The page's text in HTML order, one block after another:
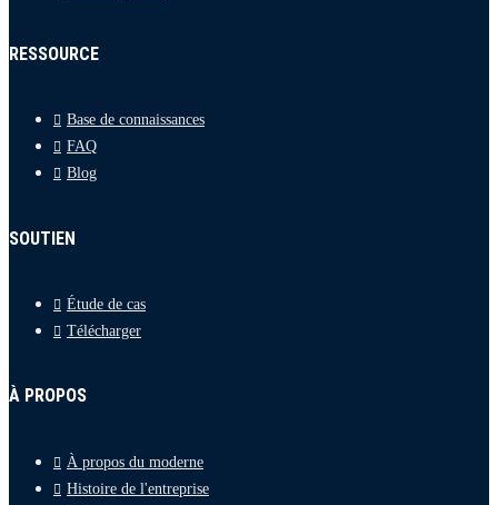
RESSOURCE
Base de connaissances
FAQ
Blog
SOUTIEN
Étude de cas
Télécharger
À PROPOS
À propos du moderne
Histoire de l'entreprise